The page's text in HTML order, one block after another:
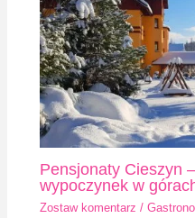
Pensjonaty Cieszyn
wypoczynek w
Zostaw komentarz /